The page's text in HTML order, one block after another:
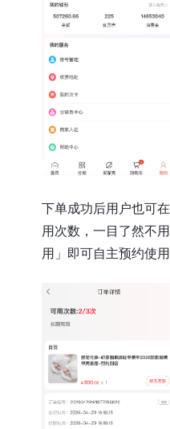
下单成功后用户也可
用次数，一目了然不
用」即可自主预约使